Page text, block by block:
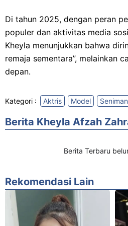
Di tahun 2025, dengan peran
populer dan aktivitas media
Kheyla menunjukkan bahwa
remaja sementara”, melainkan
depan.
Kategori : Aktris Model Seniman
Berita Kheyla Afzah
Berita Terbaru
Rekomendasi Lain